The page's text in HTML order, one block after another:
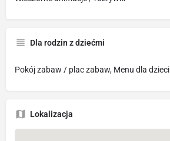
Dla rodzin z dziećmi
Pokój zabaw / plac zabaw, Menu dla dzieci
Lokalizacja